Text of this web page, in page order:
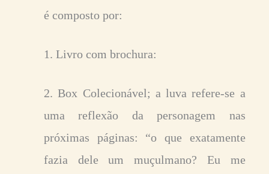
é composto por:
1. Livro com brochura:
2. Box Colecionável; a luva refere-se a
uma reflexão da personagem nas
próximas páginas: “o que exatamente
fazia dele um muçulmano? Eu me